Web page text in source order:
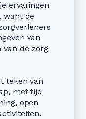
ervaringen
want de
van
van de zorg
teken van
met tijd
open